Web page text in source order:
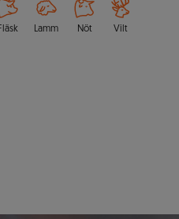
Fläsk Lamm Nöt Vilt